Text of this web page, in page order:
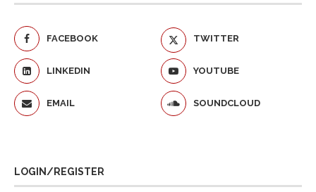
FACEBOOK TWITTER
LINKEDIN YOUTUBE
EMAIL SOUNDCLOUD
LOGIN/REGISTER